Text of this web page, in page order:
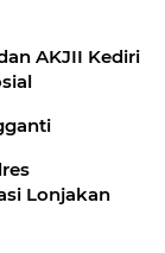
AKJII Kediri
Lonjakan